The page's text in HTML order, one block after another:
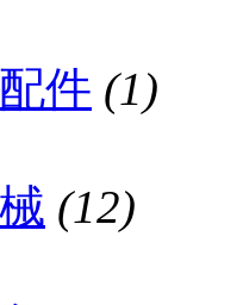
件 (1)
(12)